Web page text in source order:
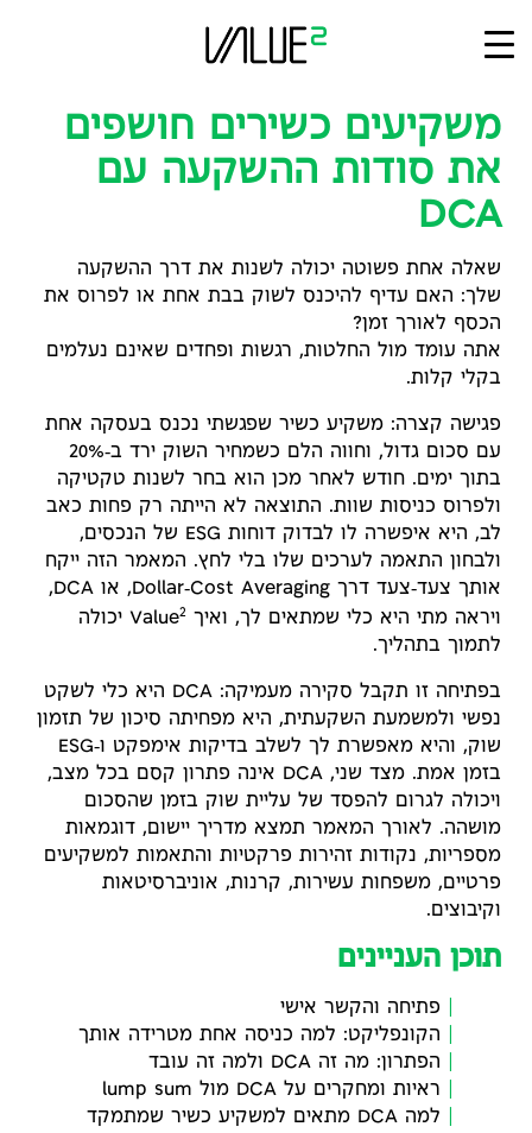
content
משקיעים כשירים חושפים
את סודות ההשקעה עם
DCA
שאלה אחת פשוטה יכולה לשנות את דרך ההשקעה
שלך: האם עדיף להיכנס לשוק בבת אחת או לפרוס את
הכסף לאורך זמן?
אתה עומד מול החלטות, רגשות ופחדים שאינם נעלמים
בקלי קלות.
פגישה קצרה: משקיע כשיר שפגשתי נכנס בעסקה אחת
עם סכום גדול, וחווה הלם כשמחיר השוק ירד ב‑20%
בתוך ימים. חודש לאחר מכן הוא בחר לשנות טקטיקה
ולפרוס כניסות שוות. התוצאה לא הייתה רק פחות כאב
לב, היא איפשרה לו לבדוק דוחות ESG של הנכסים,
ולבחון התאמה לערכים שלו בלי לחץ. המאמר הזה ייקח
אותך צעד‑צעד דרך Dollar‑Cost Averaging, או DCA,
ויראה מתי היא כלי שמתאים לך, ואיך Value 2
יכולה
לתמוך בתהליך.
בפתיחה זו תקבל סקירה מעמיקה: DCA היא כלי לשקט
נפשי ולמשמעת השקעתית, היא מפחיתה סיכון של תזמון
שוק, והיא מאפשרת לך לשלב בדיקות אימפקט ו‑ESG
בזמן אמת. מצד שני, DCA אינה פתרון קסם בכל מצב,
ויכולה לגרום להפסד של עליית שוק בזמן שהסכום
מושהה. לאורך המאמר תמצא מדריך יישום, דוגמאות
מספריות, נקודות זהירות פרקטיות והתאמות למשקיעים
פרטיים, משפחות עשירות, קרנות, אוניברסיטאות
וקיבוצים.
תוכן העניינים
פתיחה והקשר אישי
הקונפליקט: למה כניסה אחת מטרידה אותך
הפתרון: מה זה DCA ולמה זה עובד
ראיות ומחקרים על DCA מול lump sum
למה DCA מתאים למשקיע כשיר שמתמקד